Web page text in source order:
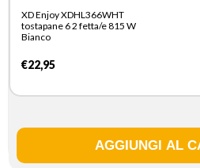
XD Enjoy XDHL366WHT
tostapane 6 2 fetta/e 815 W
Bianco
€22,95